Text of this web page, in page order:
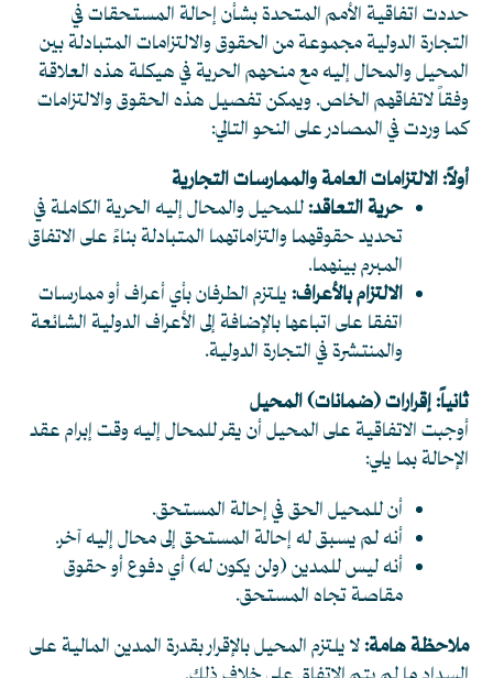
حددت اتفاقية الأمم المتحدة بشأن إحالة المستحقات في
التجارة الدولية مجموعة من الحقوق والالتزامات المتبادلة بين
المحيل والمحال إليه مع منحهم الحرية في هيكلة هذه العلاقة
وفقاً لاتفاقهم الخاص. ويمكن تفصيل هذه الحقوق والالتزامات
كما وردت في المصادر على النحو التالي:
أولاً: الالتزامات العامة والممارسات التجارية
حرية التعاقد:للمحيل والمحال إليه الحرية الكاملة في
تحديد حقوقهما والتزاماتهما المتبادلة بناءً على الاتفاق
المبرم بينهما.
الالتزام بالأعراف:يلتزم الطرفان بأي أعراف أو ممارسات
اتفقا على اتباعها بالإضافة إلى الأعراف الدولية الشائعة
والمنتشرة في التجارة الدولية.
ثانياً: إقرارات (ضمانات) المحيل
أوجبت الاتفاقية على المحيل أن يقر للمحال إليه وقت إبرام عقد
الإحالة بما يلي:
أن للمحيل الحق في إحالة المستحق.
أنه لم يسبق له إحالة المستحق إلى محال إليه آخر.
أنه ليس للمدين (ولن يكون له) أي دفوع أو حقوق
مقاصة تجاه المستحق.
ملاحظة هامة:لا يلتزم المحيل بالإقرار بقدرة المدين المالية على